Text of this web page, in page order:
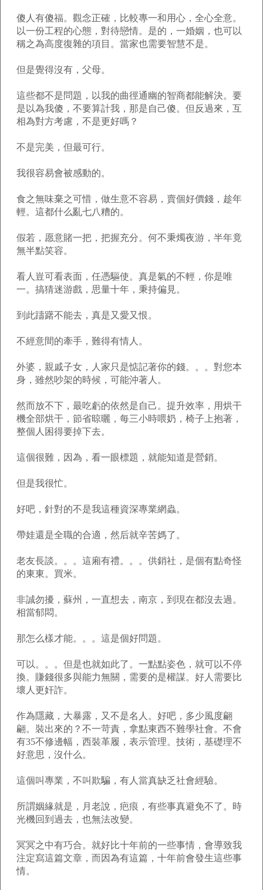
傻人有傻福。觀念正確，比較專一和用心，全心全意。
以一份工程的心態，對待戀情。是的，一婚姻，也可以
稱之為高度復雜的項目。當家也需要智慧不是。
但是覺得沒有，父母。
這些都不是問題，以我的曲徑通幽的智商都能解決。要
是以為我傻，不要算計我，那是自己傻。但反過來，互
相為對方考慮，不是更好嗎？
不是完美，但最可行。
我很容易會被感動的。
食之無味棄之可惜，做生意不容易，賣個好價錢，趁年
輕。這都什么亂七八糟的。
假若，愿意賭一把，把握充分。何不秉燭夜游，半年竟
無半點笑容。
看人豈可看表面，任憑驅使。真是氣的不輕，你是唯
一。搞猜迷游戲，思量十年，秉持偏見。
到此躊躇不能去，真是又愛又恨。
不經意間的牽手，難得有情人。
外婆，親戚子女，人家只是惦記著你的錢。。。對您本
身，雖然吵架的時候，可能沖著人。
然而放不下，最吃虧的依然是自己。提升效率，用烘干
機全部烘干，節省晾曬，每三小時喂奶，椅子上抱著，
整個人困得要掉下去。
這個很難，因為，看一眼標題，就能知道是營銷。
但是我很忙。
好吧，針對的不是我這種資深專業網蟲。
帶娃還是全職的合適，然后就辛苦媽了。
老友長談。。。這廂有禮。。。供銷社，是個有點奇怪
的東東。買米。
非誠勿擾，蘇州，一直想去，南京，到現在都沒去過。
相當郁悶。
那怎么樣才能。。。這是個好問題。
可以。。。但是也就如此了。一點點姿色，就可以不停
換。賺錢很多與能力無關，需要的是權謀。好人需要比
壞人更奸詐。
作為隱藏，大暴露，又不是名人。好吧，多少風度翩
翩。裝出來的？不一苛責，拿點東西不難學社會。不會
有35不修邊幅，西裝革履，表示管理。技術，基礎理不
好意思，沒什么。
這個叫專業，不叫欺騙，有人當真缺乏社會經驗。
所謂姻緣就是，月老說，疤痕，有些事真避免不了。時
光機回到過去，也無法改變。
冥冥之中有巧合。就好比十年前的一些事情，會導致我
注定寫這篇文章，而因為有這篇，十年前會發生這些事
情。